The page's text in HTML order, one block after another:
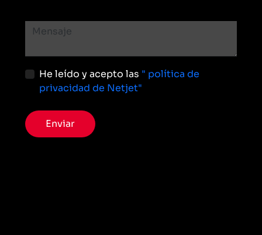
He leído y acepto las " política de
privacidad de Netjet"
Enviar